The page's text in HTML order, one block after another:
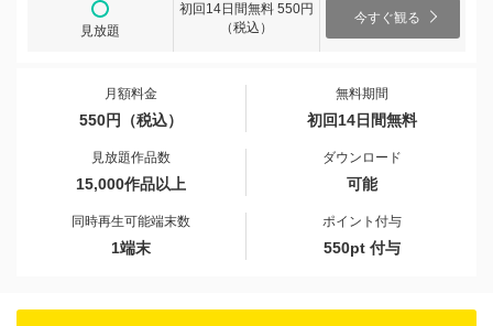
見放題
初回14日間無料 550円
（税込）
今すぐ観る
月額料金
550円（税込）
無料期間
初回14日間無料
見放題作品数
15,000作品以上
ダウンロード
可能
同時再生可能端末数
1端末
ポイント付与
550pt 付与